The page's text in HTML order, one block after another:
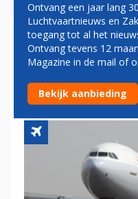
BRUSSELS
NAAR
LIBERIA
Ontvang een jaar lang
Luchtvaartnieuws en
toegang tot al het
Ontvang tevens 12
Magazine in de mail of
Bekijk aanbieding